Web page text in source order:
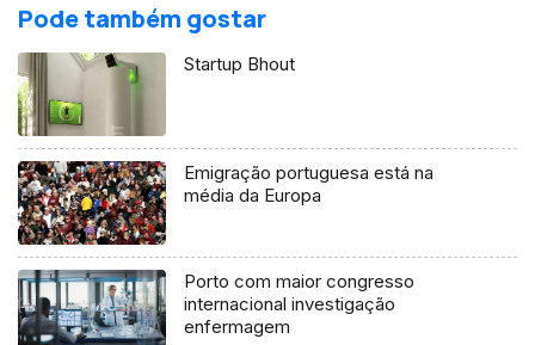
Pode também gostar
Startup Bhout
Emigração portuguesa está na
média da Europa
Porto com maior congresso
internacional investigação
enfermagem